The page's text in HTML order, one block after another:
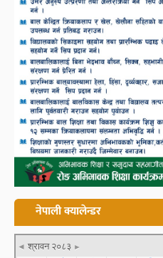
नेपाली क्यालेन्डर